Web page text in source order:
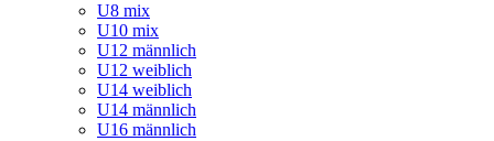
U8 mix
U10 mix
U12 männlich
U12 weiblich
U14 weiblich
U14 männlich
U16 männlich